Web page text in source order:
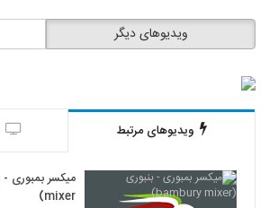
ویدیوهای دیگر
ویدیوهای مرتبط
mixer)